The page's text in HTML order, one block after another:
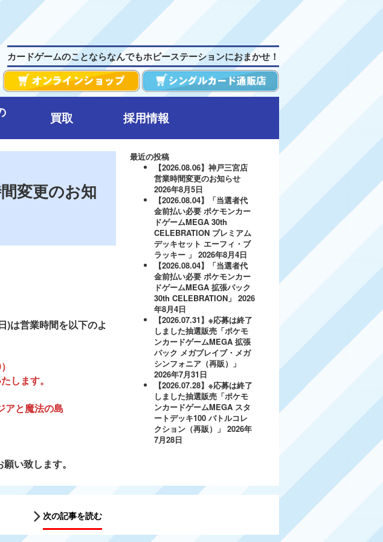
カードゲームのことならなんでもホビーステーションにおまかせ！
買取 採用情報
変更のお知
)は営業時間を以下のよ
します。
アと魔法の島
願い致します。
最近の投稿
【2026.08.06】神戸三宮店
営業時間変更のお知らせ
2026年8月5日
【2026.08.04】「当選者代
金前払い必要 ポケモンカー
ドゲームMEGA 30th
CELEBRATION プレミアム
デッキセット エーフィ・ブ
ラッキー 」 2026年8月4日
【2026.08.04】「当選者代
金前払い必要 ポケモンカー
ドゲームMEGA 拡張パック
30th CELEBRATION」 2026
年8月4日
【2026.07.31】※応募は終了
しました抽選販売「ポケモ
ンカードゲームMEGA 拡張
パック メガブレイブ・メガ
シンフォニア（再販）」
2026年7月31日
【2026.07.28】※応募は終了
しました抽選販売「ポケモ
ンカードゲームMEGA スタ
ートデッキ100 バトルコレ
クション（再販）」 2026年
7月28日
次の記事を読む